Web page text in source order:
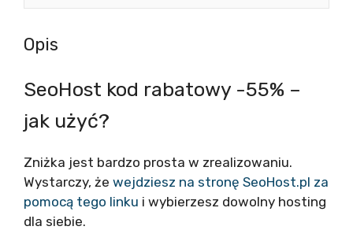
Opis
SeoHost kod rabatowy -55% –
jak użyć?
Zniżka jest bardzo prosta w zrealizowaniu.
Wystarczy, że wejdziesz na stronę SeoHost.pl za
pomocą tego linku i wybierzesz dowolny hosting
dla siebie.